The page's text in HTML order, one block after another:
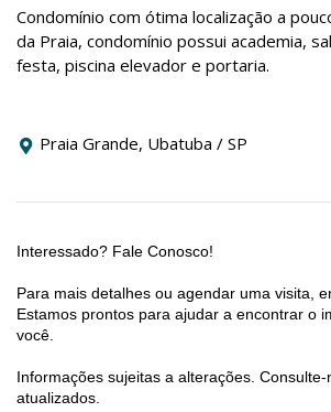
Condomínio com ótima localização a
da Praia, condomínio possui academia,
festa, piscina elevador e portaria.
Praia Grande, Ubatuba / SP
Interessado? Fale Conosco!
Para mais detalhes ou agendar uma visita,
Estamos prontos para ajudar a encontrar o
você.
Informações sujeitas a alterações.
atualizados.